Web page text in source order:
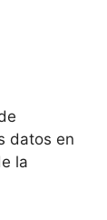
datos en
la